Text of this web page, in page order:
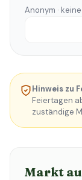
Anonym ·
Hinweis zu
Feiertagen
zuständige
Markt